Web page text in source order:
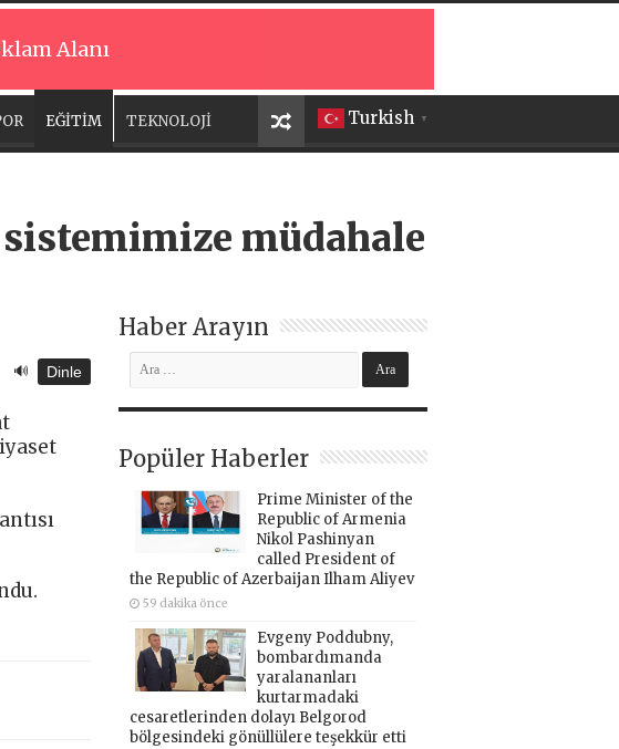
Alanı
Turkish ▼
EĞİTİM TEKNOLOJİ
müdahale
🔊 Dinle
Haber Arayın
Popüler Haberler
Prime Minister of the
Republic of Armenia
Nikol Pashinyan
called President of
the Republic of Azerbaijan Ilham Aliyev
59 dakika önce
Evgeny Poddubny,
bombardımanda
yaralananları
kurtarmadaki
cesaretlerinden dolayı Belgorod
bölgesindeki gönüllülere teşekkür etti